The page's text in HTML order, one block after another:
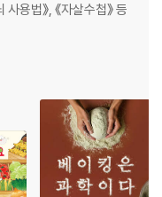
용법》, 《자살수첩》 등